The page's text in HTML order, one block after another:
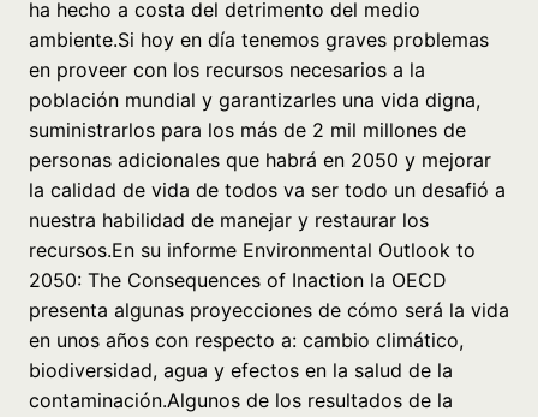
ha hecho a costa del detrimento del medio
ambiente.Si hoy en día tenemos graves problemas
en proveer con los recursos necesarios a la
población mundial y garantizarles una vida digna,
suministrarlos para los más de 2 mil millones de
personas adicionales que habrá en 2050 y mejorar
la calidad de vida de todos va ser todo un desafió a
nuestra habilidad de manejar y restaurar los
recursos.En su informe Environmental Outlook to
2050: The Consequences of Inaction la OECD
presenta algunas proyecciones de cómo será la vida
en unos años con respecto a: cambio climático,
biodiversidad, agua y efectos en la salud de la
contaminación.Algunos de los resultados de la